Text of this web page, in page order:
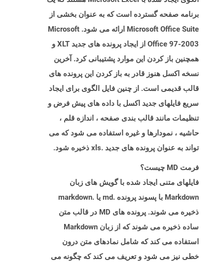
برنامه صفحه گسترده است که به عنوان بخشی از
Microsoft Office Suite ارائه می شود. Microsoft
Office 97-2003 از ایجاد پرونده های جدید XLT و
همچنین باز کردن این موارد پشتیبانی کرد. آخرین
نسخه اکسل هنوز قادر به باز کردن این پرونده های
قالب قدیمی است. از چنین فایل الگوی برای ایجاد
سریع فایلهای جدید اکسل با داده های پیش فرض و
تنظیمات مانند قالب بندی صفحه ، اندازه قلم ،
حاشیه ، نمودارها و غیره استفاده می شود که می
تواند به عنوان پرونده های جدید .xls ذخیره شود.
فرمت MD چیست؟
فایلهای متنی ایجاد شده با گویش های زبان
Markdown با پسوند پرونده .md یا .markdown
ذخیره می شوند. پرونده های MD در قالب متن
ساده ذخیره می شوند که از زبان Markdown
استفاده می کند که شامل نمادهای متن درون
خطی نیز می شود و تعریف می کند که چگونه می